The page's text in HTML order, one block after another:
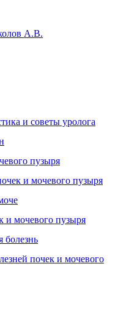
А.В.
и советы уролога
пузыря
и мочевого пузыря
и мочевого пузыря
болезнь
почек и мочевого